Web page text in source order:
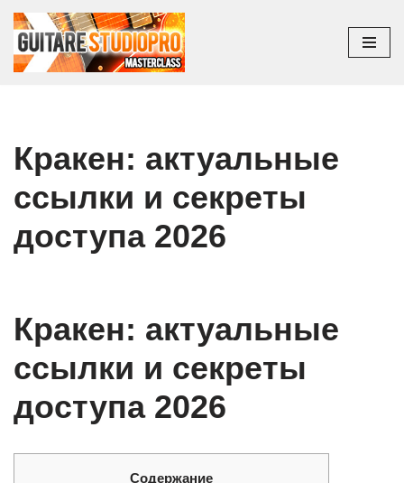
Aller
au
Кракен: актуальные
ссылки и секреты
доступа 2026
Кракен: актуальные
ссылки и секреты
доступа 2026
Содержание